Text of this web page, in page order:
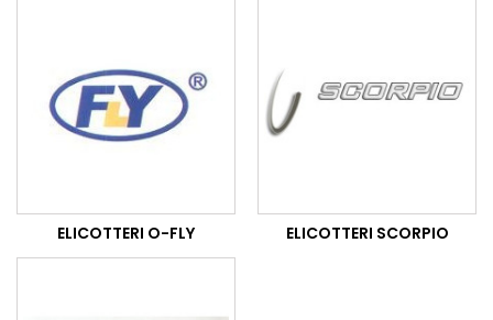
ELICOTTERI O-FLY ELICOTTERI SCORPIO